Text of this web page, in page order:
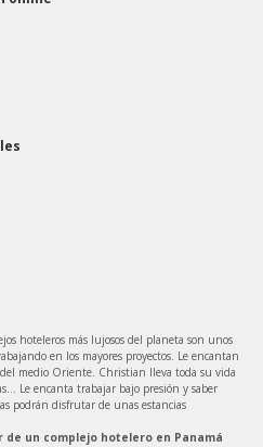
hoteleros más lujosos del planeta son unos
en los mayores proyectos. Le encantan
del medio Oriente. Christian lleva toda su vida
Le encanta trabajar bajo presión y saber
podrán disfrutar de unas estancias
un complejo hotelero en Panamá